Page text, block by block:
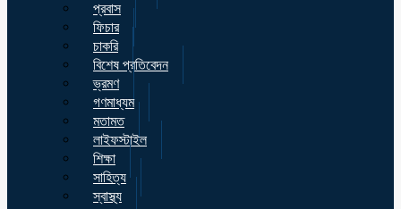
প্রবাস
ফিচার
চাকরি
বিশেষ প্রতিবেদন
ভ্রমণ
গণমাধ্যম
মতামত
লাইফস্টাইল
শিক্ষা
সাহিত্য
স্বাস্থ্য